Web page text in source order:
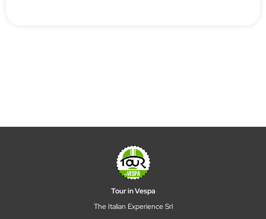
Tour in Vespa
The Italian Experience Srl